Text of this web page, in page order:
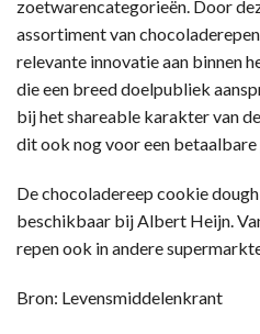
zoetwarencategorieën. Door
assortiment van
relevante innovatie aan binnen
die een breed doelpubliek
bij het shareable karakter van
dit ook nog voor een
De chocoladereep cookie
beschikbaar bij Albert Heijn.
repen ook in andere
Bron: Levensmiddelenkrant